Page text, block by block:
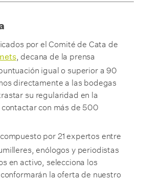
por el Comité de Cata de
, decana de la prensa
igual o superior a 90
directamente a las bodegas
su regularidad en la
con más de 500
, compuesto por 21 expertos entre
enólogos y periodistas
en activo, selecciona los
la oferta de nuestro